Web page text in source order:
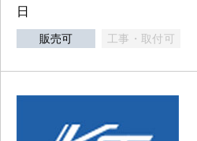
日
販売可 工事・取付可